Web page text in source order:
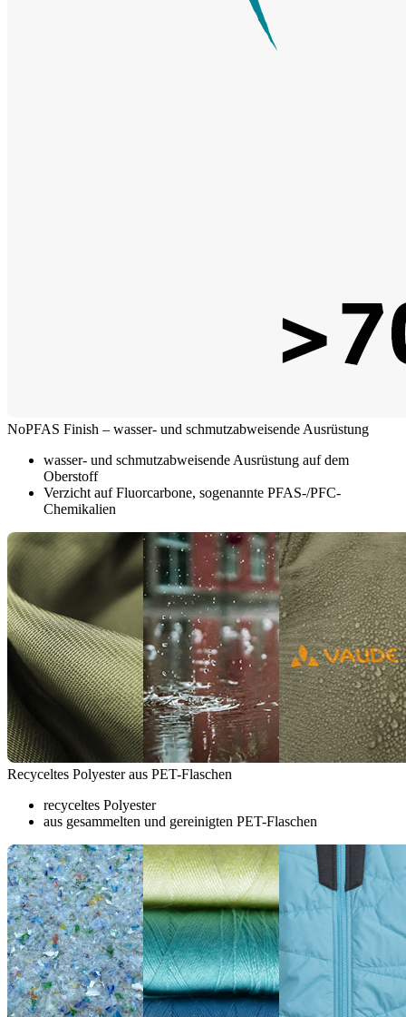
NoPFAS Finish – wasser- und schmutzabweisende Ausrüstung
wasser- und schmutzabweisende Ausrüstung auf dem
Oberstoff
Verzicht auf Fluorcarbone, sogenannte PFAS-/PFC-
Chemikalien
Recyceltes Polyester aus PET-Flaschen
recyceltes Polyester
aus gesammelten und gereinigten PET-Flaschen